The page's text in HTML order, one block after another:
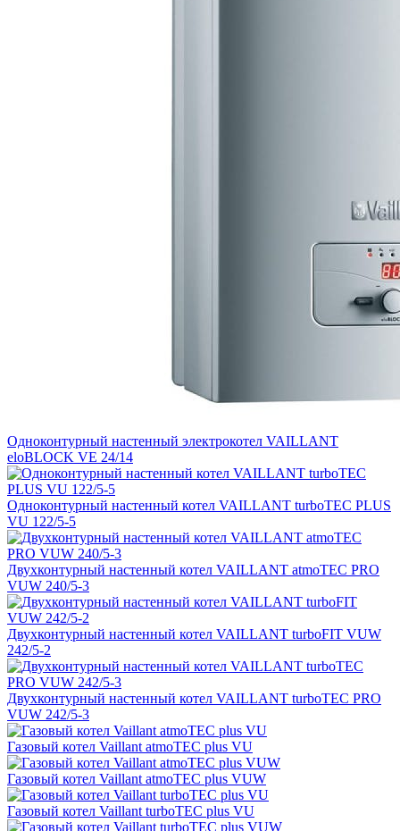
Одноконтурный настенный электрокотел VAILLANT
eloBLOCK VE 24/14
Одноконтурный настенный котел VAILLANT turboTEC PLUS
VU 122/5-5
Двухконтурный настенный котел VAILLANT atmoTEC PRO
VUW 240/5-3
Двухконтурный настенный котел VAILLANT turboFIT VUW
242/5-2
Двухконтурный настенный котел VAILLANT turboTEC PRO
VUW 242/5-3
Газовый котел Vaillant atmoTEC plus VU
Газовый котел Vaillant atmoTEC plus VUW
Газовый котел Vaillant turboTEC plus VU